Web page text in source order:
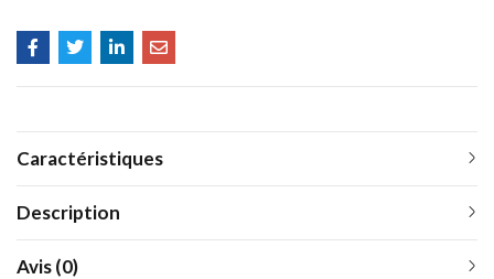
Caractéristiques
Description
Avis (0)